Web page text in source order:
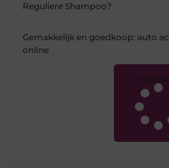
Reguliere Shampoo?
Gemakkelijk en goedkoop: auto
online
Meer